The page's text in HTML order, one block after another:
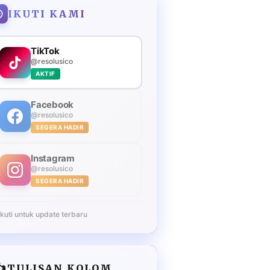
IKUTI KAMI
TikTok
@resolusico
AKTIF
Facebook
@resolusico
SEGERA HADIR
Instagram
@resolusico
SEGERA HADIR
untuk update terbaru